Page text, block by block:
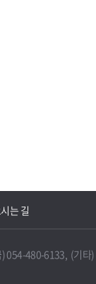
는 길
054-480-6133, (기타